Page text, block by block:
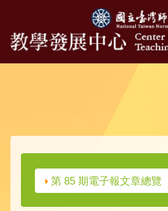
第 85 期電子報文章總覽